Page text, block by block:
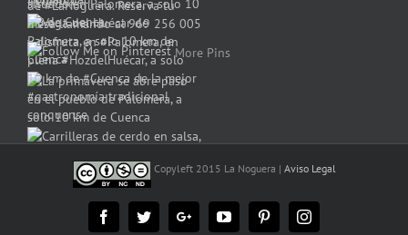
More Pins
Copyleft 2015 La Noguera | Aviso Legal
FacebookTwitterGoogle+YouTubePinterestInstagram